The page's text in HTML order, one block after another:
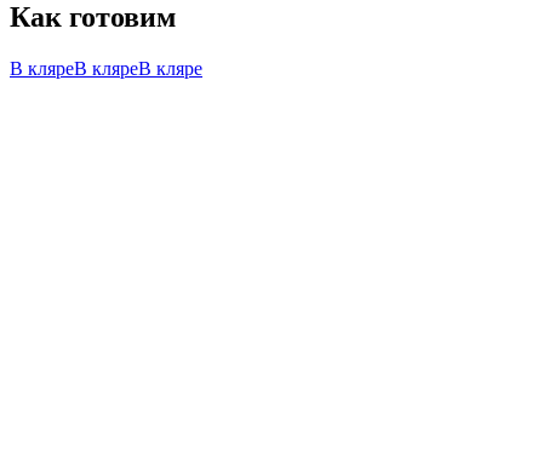
Как готовим
В кляреВ кляреВ кляре